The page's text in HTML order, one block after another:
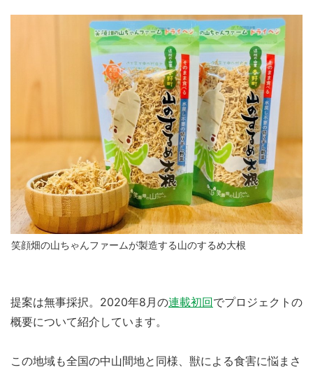
笑顔畑の山ちゃんファームが製造する山のするめ大根
提案は無事採択。2020年8月の連載初回でプロジェクトの
概要について紹介しています。
この地域も全国の中山間地と同様、獣による食害に悩まさ